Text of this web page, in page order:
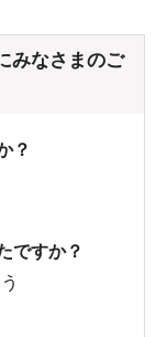
みなさまのご
？
ですか？